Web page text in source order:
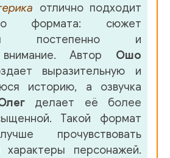
отлично подходит
формата: сюжет
постепенно и
внимание. Автор Ошо
выразительную и
историю, а озвучка
делает её более
Такой формат
прочувствовать
персонажей.